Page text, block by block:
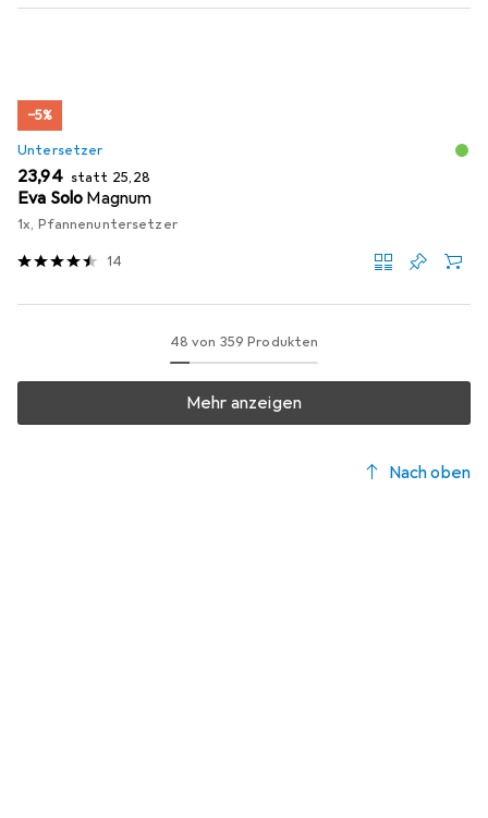
−5%
Untersetzer
EUR
23,94 statt EUR
25,28
Eva Solo Magnum
1x, Pfannenuntersetzer
14
48 von 359 Produkten
Mehr anzeigen
Nach oben